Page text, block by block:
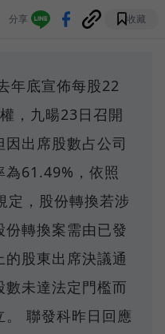
分享 收藏
年底宣佈每股22
，九暘23日召開
出席股數占公司
為61.49%，依照
定，股份轉換若涉
轉換案需由已發
股東出席決議通
未達法定門檻而
聯發科昨日回應